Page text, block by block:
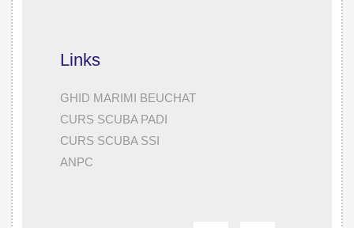
Links
GHID MARIMI BEUCHAT
CURS SCUBA PADI
CURS SCUBA SSI
ANPC